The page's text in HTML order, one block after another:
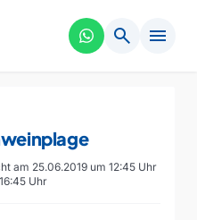
search menu
am 25.06.2019 um 12:45 Uhr
Uhr